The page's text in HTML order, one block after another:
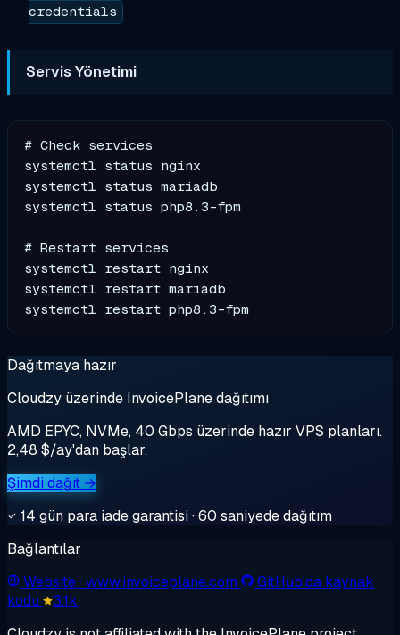
credentials
Servis Yönetimi
# Check services
systemctl status nginx
systemctl status mariadb
systemctl status php8.3-fpm
# Restart services
systemctl restart nginx
systemctl restart mariadb
Dağıtmaya hazır
Cloudzy üzerinde InvoicePlane dağıtımı
AMD EPYC, NVMe, 40 Gbps üzerinde hazır VPS planları.
2,48 $/ay'dan başlar.
Şimdi dağıt →
14 gün para iade garantisi · 60 saniyede dağıtım
Bağlantılar
Website· www.invoiceplane.com
GitHub'da kaynak
kodu
3.1k